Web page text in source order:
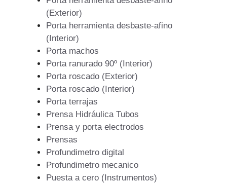
(Exterior)
Porta herramienta desbaste-afino
(Interior)
Porta machos
Porta ranurado 90º (Interior)
Porta roscado (Exterior)
Porta roscado (Interior)
Porta terrajas
Prensa Hidráulica Tubos
Prensa y porta electrodos
Prensas
Profundimetro digital
Profundimetro mecanico
Puesta a cero (Instrumentos)